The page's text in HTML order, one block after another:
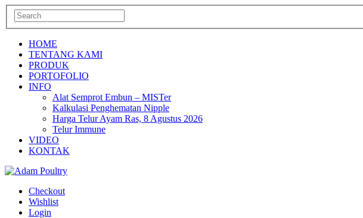
HOME
TENTANG KAMI
PRODUK
PORTOFOLIO
INFO
Alat Semprot Embun – MISTer
Kalkulasi Penghematan Nipple
Harga Telur Ayam Ras, 8 Agustus 2026
Telur Immune
VIDEO
KONTAK
Checkout
Wishlist
Login